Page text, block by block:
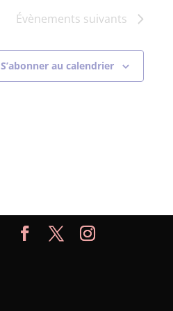
Évènements suivants
S’abonner au calendrier